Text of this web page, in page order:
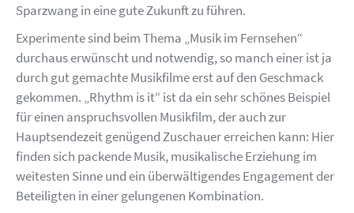
Sparzwang in eine gute Zukunft zu führen.
Experimente sind beim Thema „Musik im Fernsehen“
durchaus erwünscht und notwendig, so manch einer ist ja
durch gut gemachte Musikfilme erst auf den Geschmack
gekommen. „Rhythm is it“ ist da ein sehr schönes Beispiel
für einen anspruchsvollen Musikfilm, der auch zur
Hauptsendezeit genügend Zuschauer erreichen kann: Hier
finden sich packende Musik, musikalische Erziehung im
weitesten Sinne und ein überwältigendes Engagement der
Beteiligten in einer gelungenen Kombination.